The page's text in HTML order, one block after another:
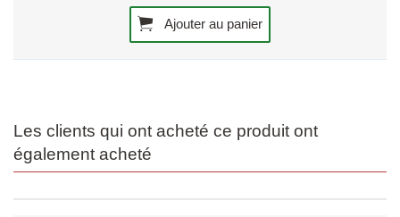
Ajouter au panier
Les clients qui ont acheté ce produit ont
également acheté